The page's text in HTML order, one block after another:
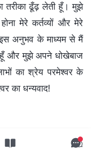
तरीका ढूँढ़ लेती हूँ। मुझे
मेरे कर्तव्यों और मेरे
अनुभव के माध्यम से मैं
हूँ और मुझे अपने धोखेबाज
का श्रेय परमेश्वर के
का धन्यवाद!